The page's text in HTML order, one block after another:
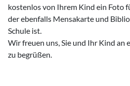
kostenlos von Ihrem Kind ein Foto
der ebenfalls Mensakarte und
Schule ist.
Wir freuen uns, Sie und Ihr Kind an
zu begrüßen.